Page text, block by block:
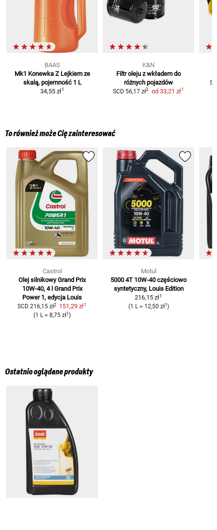
BAAS
Mk1 Konewka Z Lejkiem ze
skalą, pojemność 1 L
34,55 zł1
K&N
Filtr oleju z wkładem do
różnych pojazdów
SCD 56,17 zł2 od 33,21 zł1
To również może Cię zainteresować
Castrol
Olej silnikowy Grand Prix
10W-40, 4 l Grand Prix
Power 1, edycja Louis
SCD 216,15 zł2 151,29 zł1
(1 L=8,75 zł1)
Motul
5000 4T 10W-40 częściowo
syntetyczny, Louis Edition
216,15 zł1
(1 L= 12,50 zł1 )
Ostatnio oglądane produkty